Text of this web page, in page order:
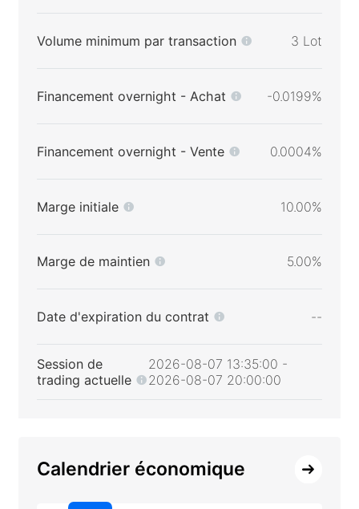
Volume minimum par transaction 3 Lot
Financement overnight - Achat -0.0199%
Financement overnight - Vente 0.0004%
Marge initiale 10.00%
Marge de maintien 5.00%
Date d'expiration du contrat --
Session de
trading actuelle
2026-08-07 13:35:00 -
2026-08-07 20:00:00
Calendrier économique